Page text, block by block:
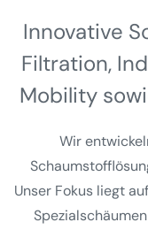
Innovative
Filtration,
Mobility
Wir
Unser Fokus liegt